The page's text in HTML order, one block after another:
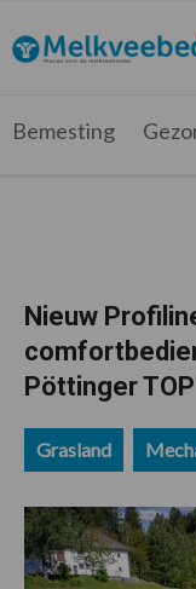
de
hoofdnavigatie
de
hoofd
de
eerste
de
voettekst
Melkveebedrijf.be
Nieuws
melkveehouder
Bemesting
Nieuw
Pöttinger
Grasland